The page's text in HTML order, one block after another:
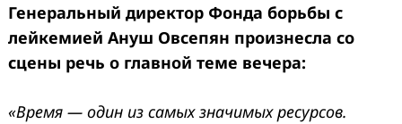
Генеральный директор Фонда борьбы с
лейкемией Ануш Овсепян произнесла со
сцены речь о главной теме вечера:
«Время — один из самых значимых ресурсов.